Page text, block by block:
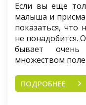
Если вы еще
малыша и
показаться, что
не понадобится.
бывает очень
множеством
ПОДРОБНЕЕ